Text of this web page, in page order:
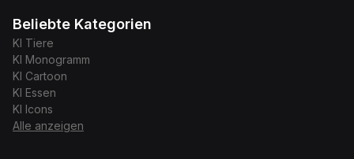
Beliebte Kategorien
KI Tiere
KI Monogramm
KI Cartoon
KI Essen
KI
Icons
Alle anzeigen